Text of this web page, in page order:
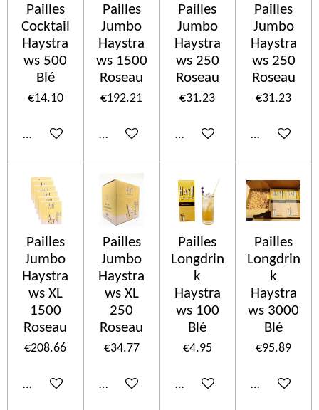
Pailles
Cocktail
Haystra
ws 500
Blé
€14.10
Add to cart
Pailles
Jumbo
Haystra
ws 1500
Roseau
€192.21
Add to cart
Pailles
Jumbo
Haystra
ws 250
Roseau
€31.23
Add to cart
Pailles
Jumbo
Haystra
ws 250
Roseau
€31.23
Add to cart
Pailles
Jumbo
Haystra
ws XL
1500
Roseau
€208.66
Add to cart
Pailles
Jumbo
Haystra
ws XL
250
Roseau
€34.77
Add to cart
Pailles
Longdrin
k
Haystra
ws 100
Blé
€4.95
Add to cart
Pailles
Longdrin
k
Haystra
ws 3000
Blé
€95.89
Add to cart